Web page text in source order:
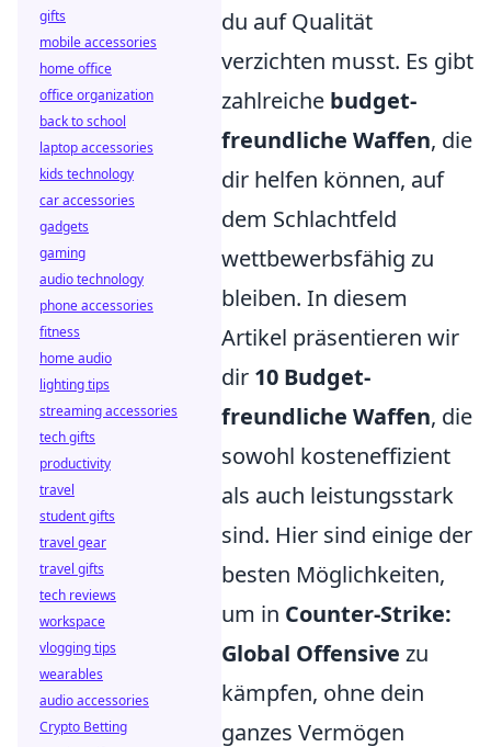
du auf Qualität
verzichten musst. Es gibt
zahlreiche budget-
freundliche Waffen, die
dir helfen können, auf
dem Schlachtfeld
wettbewerbsfähig zu
bleiben. In diesem
Artikel präsentieren wir
dir 10 Budget-
freundliche Waffen, die
sowohl kosteneffizient
als auch leistungsstark
sind. Hier sind einige der
besten Möglichkeiten,
um in Counter-Strike:
Global Offensive zu
kämpfen, ohne dein
ganzes Vermögen
gifts
mobile accessories
home office
office organization
back to school
laptop accessories
kids technology
car accessories
gadgets
gaming
audio technology
phone accessories
fitness
home audio
lighting tips
streaming accessories
tech gifts
productivity
travel
student gifts
travel gear
travel gifts
tech reviews
workspace
vlogging tips
wearables
audio accessories
Crypto Betting